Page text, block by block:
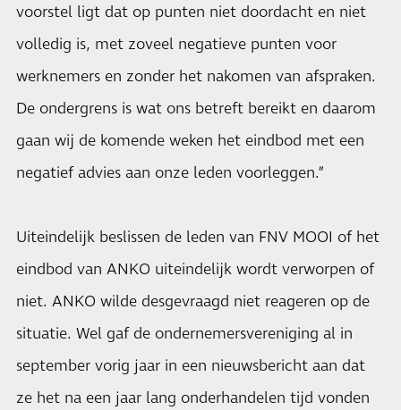
voorstel ligt dat op punten niet doordacht en niet
volledig is, met zoveel negatieve punten voor
werknemers en zonder het nakomen van afspraken.
De ondergrens is wat ons betreft bereikt en daarom
gaan wij de komende weken het eindbod met een
negatief advies aan onze leden voorleggen.”
Uiteindelijk beslissen de leden van FNV MOOI of het
eindbod van ANKO uiteindelijk wordt verworpen of
niet. ANKO wilde desgevraagd niet reageren op de
situatie. Wel gaf de ondernemersvereniging al in
september vorig jaar in een nieuwsbericht aan dat
ze het na een jaar lang onderhandelen tijd vonden